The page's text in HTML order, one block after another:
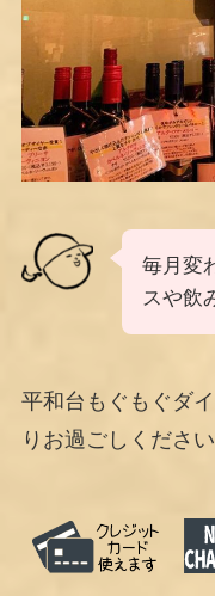
毎月変
スや飲
平和台もぐもぐダ
りお過ごしくださ